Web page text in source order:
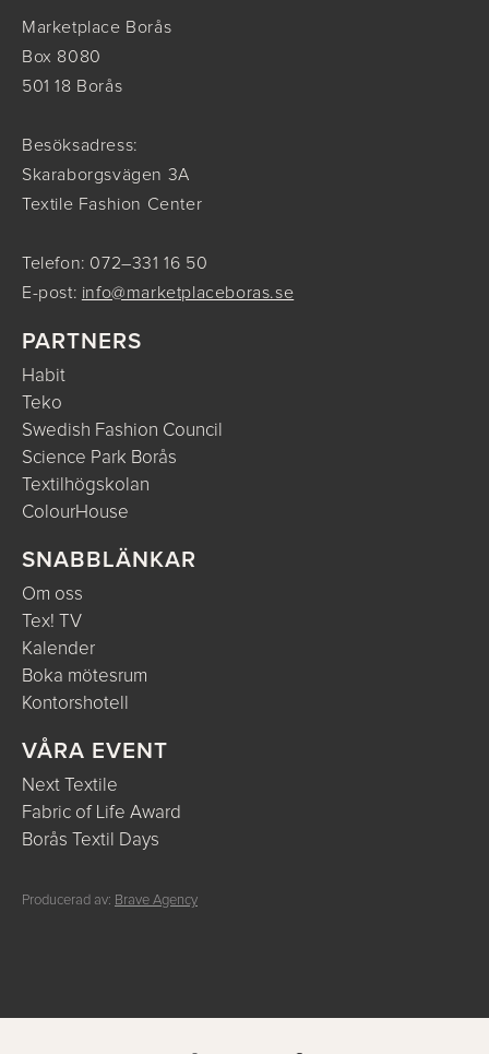
Marketplace Borås
Box 8080
501 18 Borås
Besöksadress:
Skaraborgsvägen 3A
Textile Fashion Center
Telefon: 072–331 16 50
E-post: info@marketplaceboras.se
PARTNERS
Habit
Teko
Swedish Fashion Council
Science Park Borås
Textilhögskolan
ColourHouse
SNABBLÄNKAR
Om oss
Tex! TV
Kalender
Boka mötesrum
Kontorshotell
VÅRA EVENT
Next Textile
Fabric of Life Award
Borås Textil Days
Producerad av: Brave Agency